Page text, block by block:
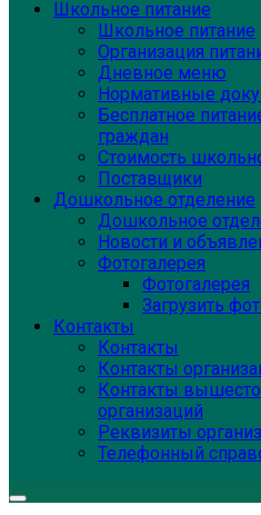
Школьное питание
Школьное питание
Организация
Дневное меню
Нормативные
Бесплатное
граждан
Стоимость
Поставщики
Дошкольное отделение
Дошкольное
Новости и
Фотогалерея
Фотогалерея
Загрузить
Контакты
Контакты
Контакты
Контакты
организаций
Реквизиты
Телефонный